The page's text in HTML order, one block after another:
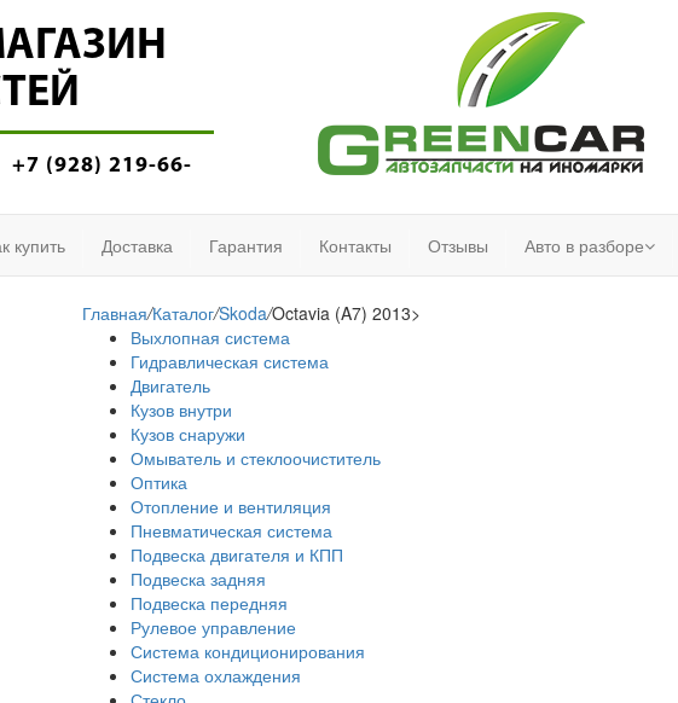
+7 (928) 219-66-
купить Доставка Гарантия Контакты Отзывы Авто в разборе
Главная/Каталог/Skoda/Octavia (A7) 2013>
Выхлопная система
Гидравлическая система
Двигатель
Кузов внутри
Кузов снаружи
Омыватель и стеклоочиститель
Оптика
Отопление и вентиляция
Пневматическая система
Подвеска двигателя и КПП
Подвеска задняя
Подвеска передняя
Рулевое управление
Система кондиционирования
Система охлаждения